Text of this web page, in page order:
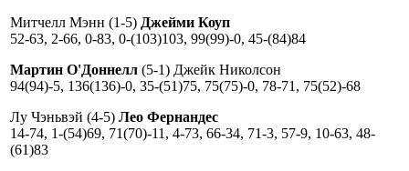
Митчелл Мэнн (1-5) Джейми Коуп
52-63, 2-66, 0-83, 0-(103)103, 99(99)-0, 45-(84)84
Мартин О'Доннелл (5-1) Джейк Николсон
94(94)-5, 136(136)-0, 35-(51)75, 75(75)-0, 78-71, 75(52)-68
Лу Чэньвэй (4-5) Лео Фернандес
14-74, 1-(54)69, 71(70)-11, 4-73, 66-34, 71-3, 57-9, 10-63, 48-
(61)83